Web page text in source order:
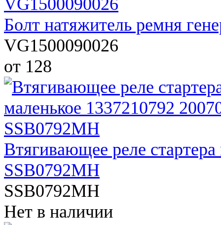
Болт натяжитель ремня
VG1500090026
от 128
Втягивающее реле
SSB0792MH
SSB0792MH
Нет в наличии